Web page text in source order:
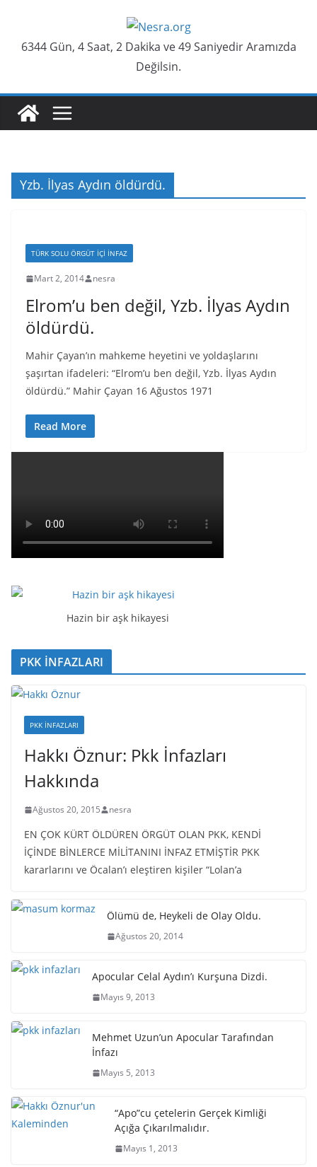
content6344 Gün, 4 Saat, 2 Dakika ve 49 Saniyedir Aramızda
Değilsin.
Yzb. İlyas Aydın öldürdü.
TÜRK SOLU ÖRGÜT İÇI İNFAZ
Mart 2, 2014 nesra
Elrom’u ben değil, Yzb. İlyas Aydın
öldürdü.
Mahir Çayan’ın mahkeme heyetini ve yoldaşlarını
şaşırtan ifadeleri: “Elrom’u ben değil, Yzb. İlyas Aydın
öldürdü.” Mahir Çayan 16 Ağustos 1971
Read More
Hazin bir aşk hikayesi
PKK İNFAZLARI
PKK İNFAZLARI
Hakkı Öznur: Pkk İnfazları
Hakkında
Ağustos 20, 2015 nesra
EN ÇOK KÜRT ÖLDÜREN ÖRGÜT OLAN PKK, KENDİ
İÇİNDE BİNLERCE MİLİTANINI İNFAZ ETMİŞTİR PKK
kararlarını ve Öcalan’ı eleştiren kişiler “Lolan’a
Ölümü de, Heykeli de Olay Oldu.
Ağustos 20, 2014
Apocular Celal Aydın’ı Kurşuna Dizdi.
Mayıs 9, 2013
Mehmet Uzun’un Apocular Tarafından
İnfazı
Mayıs 5, 2013
“Apo”cu çetelerin Gerçek Kimliği
Açığa Çıkarılmalıdır.
Mayıs 1, 2013